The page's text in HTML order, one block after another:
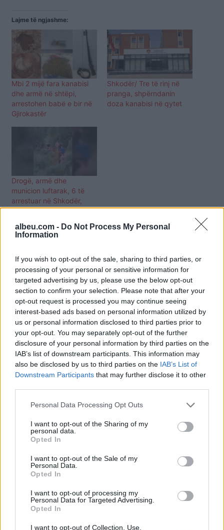
albeu.com - Do Not Process My Personal
Information
If you wish to opt-out of the sale, sharing to third parties, or
processing of your personal or sensitive information for
targeted advertising by us, please use the below opt-out
section to confirm your selection. Please note that after your
opt-out request is processed you may continue seeing
interest-based ads based on personal information utilized by
us or personal information disclosed to third parties prior to
your opt-out. You may separately opt-out of the further
disclosure of your personal information by third parties on the
IAB’s list of downstream participants. This information may
also be disclosed by us to third parties on the IAB’s List of
Downstream Participants that may further disclose it to other
Personal Data Processing Opt Outs
I want to opt-out of the Sharing of my
personal data.
Opted In
I want to opt-out of the Sale of my
Personal Data.
Opted In
I want to opt-out of processing my
Personal Data for Targeted Advertising.
Opted In
I want to opt-out of Collection, Use,
Lajme të ngjashme:
Mbi 2 mijë fara kanabisi
dhe armë në shtëpi,
arrestohen babë e bir në
Gjirokastër
Shkodër/ Tre të rinj në
pranga, shpërndanin
doza kanabisi në qytet
Drogë, armë dhe
municion luftarak, 6 të
arrestuar në Shkodër,
mes tyre dy vajza
Tags:
arrestohen 4 të rinj
Shpërndanin lëndë